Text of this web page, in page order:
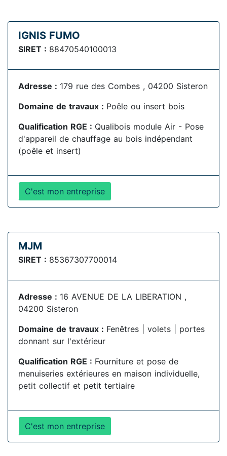
IGNIS FUMO
SIRET : 88470540100013
Adresse : 179 rue des Combes , 04200 Sisteron
Domaine de travaux : Poêle ou insert bois
Qualification RGE : Qualibois module Air - Pose
d'appareil de chauffage au bois indépendant
(poêle et insert)
C'est mon entreprise
MJM
SIRET : 85367307700014
Adresse : 16 AVENUE DE LA LIBERATION ,
04200 Sisteron
Domaine de travaux : Fenêtres | volets | portes
donnant sur l'extérieur
Qualification RGE : Fourniture et pose de
menuiseries extérieures en maison individuelle,
petit collectif et petit tertiaire
C'est mon entreprise